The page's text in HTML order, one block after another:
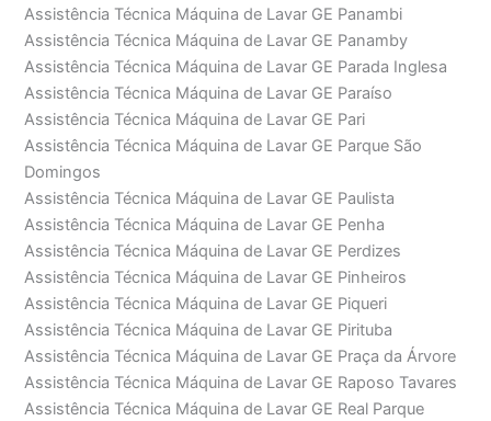
Assistência Técnica Máquina de Lavar GE Panambi
Assistência Técnica Máquina de Lavar GE Panamby
Assistência Técnica Máquina de Lavar GE Parada Inglesa
Assistência Técnica Máquina de Lavar GE Paraíso
Assistência Técnica Máquina de Lavar GE Pari
Assistência Técnica Máquina de Lavar GE Parque São
Domingos
Assistência Técnica Máquina de Lavar GE Paulista
Assistência Técnica Máquina de Lavar GE Penha
Assistência Técnica Máquina de Lavar GE Perdizes
Assistência Técnica Máquina de Lavar GE Pinheiros
Assistência Técnica Máquina de Lavar GE Piqueri
Assistência Técnica Máquina de Lavar GE Pirituba
Assistência Técnica Máquina de Lavar GE Praça da Árvore
Assistência Técnica Máquina de Lavar GE Raposo Tavares
Assistência Técnica Máquina de Lavar GE Real Parque